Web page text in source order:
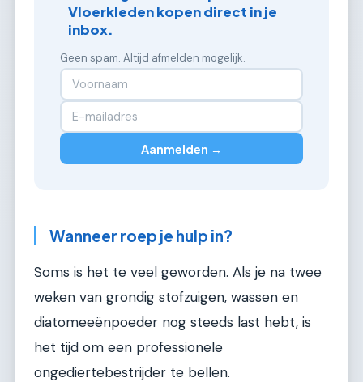
Vloerkleden kopen direct in je
inbox.
Geen spam. Altijd afmelden mogelijk.
Aanmelden →
Wanneer roep je hulp in?
Soms is het te veel geworden. Als je na twee
weken van grondig stofzuigen, wassen en
diatomeeënpoeder nog steeds last hebt, is
het tijd om een professionele
ongediertebestrijder te bellen.